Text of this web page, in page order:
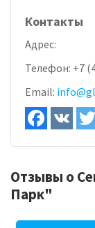
Контакты
Адрес:
Телефон: +7
Email:
Отзывы о
Парк"